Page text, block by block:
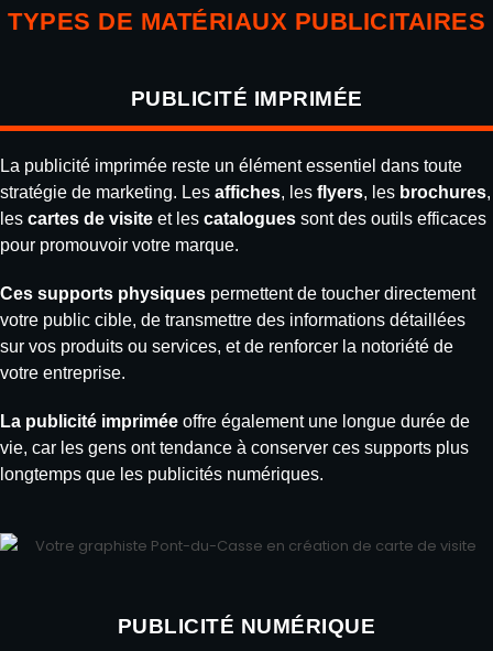
TYPES DE MATÉRIAUX PUBLICITAIRES
PUBLICITÉ IMPRIMÉE
La publicité imprimée reste un élément essentiel dans toute
stratégie de marketing. Les affiches, les flyers, les brochures,
les cartes de visite et les catalogues sont des outils efficaces
pour promouvoir votre marque.
Ces supports physiques permettent de toucher directement
votre public cible, de transmettre des informations détaillées
sur vos produits ou services, et de renforcer la notoriété de
votre entreprise.
La publicité imprimée offre également une longue durée de
vie, car les gens ont tendance à conserver ces supports plus
longtemps que les publicités numériques.
PUBLICITÉ NUMÉRIQUE